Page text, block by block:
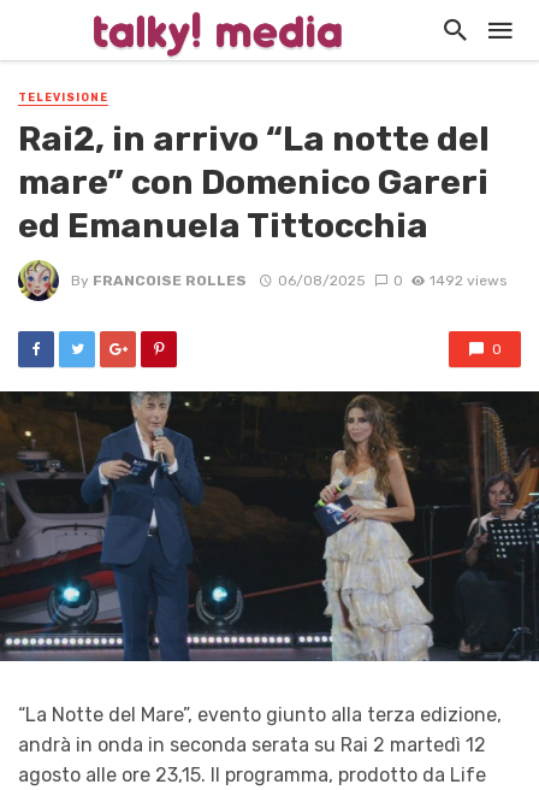
TELEVISIONE
Rai2, in arrivo “La notte del
mare” con Domenico Gareri
ed Emanuela Tittocchia
By FRANCOISE ROLLES 06/08/2025 0 1492 views
0
“La Notte del Mare”, evento giunto alla terza edizione,
andrà in onda in seconda serata su Rai 2 martedì 12
agosto alle ore 23,15. Il programma, prodotto da Life